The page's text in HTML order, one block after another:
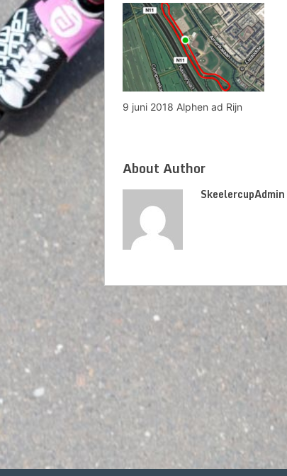
9 juni 2018 Alphen ad Rijn
About Author
SkeelercupAdmin